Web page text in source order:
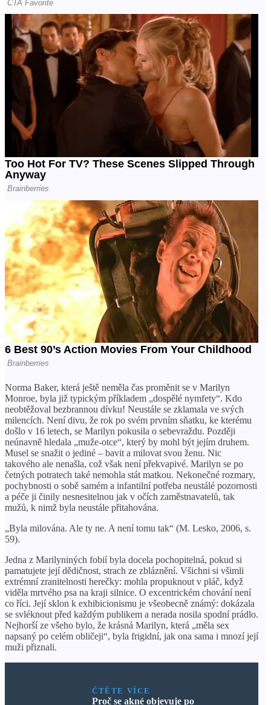
Norma Baker, která ještě neměla čas proměnit se v Marilyn
Monroe, byla již typickým příkladem „dospělé nymfety“. Kdo
neobtěžoval bezbrannou dívku! Neustále se zklamala ve svých
milencích. Není divu, že rok po svém prvním sňatku, ke kterému
došlo v 16 letech, se Marilyn pokusila o sebevraždu. Později
neúnavně hledala „muže-otce“, který by mohl být jejím druhem.
Musel se snažit o jediné – bavit a milovat svou ženu. Nic
takového ale nenašla, což však není překvapivé. Marilyn se po
četných potratech také nemohla stát matkou. Nekonečné rozmary,
pochybnosti o sobě samém a infantilní potřeba neustálé pozornosti
a péče ji činily nesnesitelnou jak v očích zaměstnavatelů, tak
mužů, k nimž byla neustále přitahována.
„Byla milována. Ale ty ne. A není tomu tak“ (M. Lesko, 2006, s.
59).
Jedna z Marilyniných fobií byla docela pochopitelná, pokud si
pamatujete její dědičnost, strach ze zbláznění. Všichni si všimli
extrémní zranitelnosti herečky: mohla propuknout v pláč, když
viděla mrtvého psa na kraji silnice. O excentrickém chování není
co říci. Její sklon k exhibicionismu je všeobecně známý: dokázala
se svléknout před každým publikem a nerada nosila spodní prádlo.
Nejhorší ze všeho bylo, že krásná Marilyn, která „měla sex
napsaný po celém obličeji“, byla frigidní, jak ona sama i mnozí její
muži přiznali.
ČTĚTE VÍCE
Proč se akné objevuje po